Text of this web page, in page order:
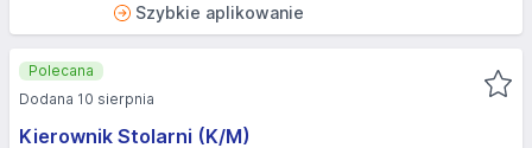
Szybkie aplikowanie
Kierownik Stolarni (K/M)
Polecana
Dodana 10 sierpnia